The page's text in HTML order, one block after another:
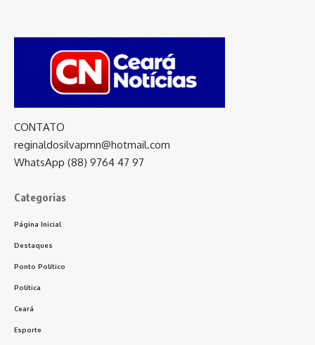
CONTATO
reginaldosilvapmn@hotmail.com
WhatsApp (88) 9764 47 97
Categorias
Página Inicial
Destaques
Ponto Político
Política
Ceará
Esporte